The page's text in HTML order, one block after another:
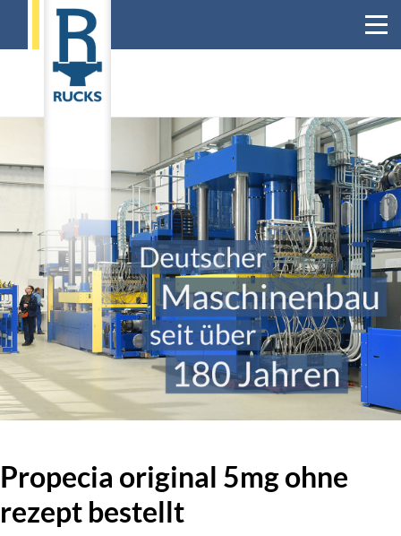
Propecia original 5mg ohne
rezept bestellt